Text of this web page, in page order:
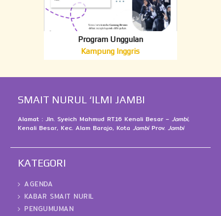
Program Unggulan
Kampung Inggris
SMAIT NURUL ‘ILMI JAMBI
Alamat : Jln. Syeich Mahmud RT.16 Kenali Besar –Jambi,
Kenali Besar, Kec. Alam Barajo, KotaJambiProv.Jambi
KATEGORI
AGENDA
KABAR SMAIT NURIL
PENGUMUMAN